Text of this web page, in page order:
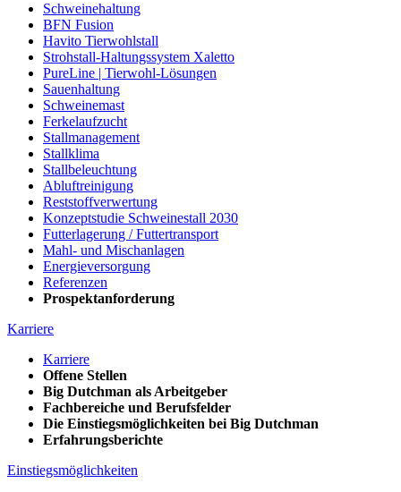
Schweinehaltung
BFN Fusion
Havito Tierwohlstall
Strohstall-Haltungssystem Xaletto
PureLine | Tierwohl-Lösungen
Sauenhaltung
Schweinemast
Ferkelaufzucht
Stallmanagement
Stallklima
Stallbeleuchtung
Abluftreinigung
Reststoffverwertung
Konzeptstudie Schweinestall 2030
Futterlagerung / Futtertransport
Mahl- und Mischanlagen
Energieversorgung
Referenzen
Prospektanforderung
Karriere
Karriere
Offene Stellen
Big Dutchman als Arbeitgeber
Fachbereiche und Berufsfelder
Die Einstiegsmöglichkeiten bei Big Dutchman
Erfahrungsberichte
Einstiegsmöglichkeiten